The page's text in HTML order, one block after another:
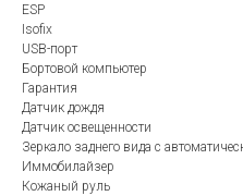
ESP
Isofix
USB-порт
Бортовой компьютер
Гарантия
Датчик дождя
Датчик освещенности
Зеркало заднего вида с
Иммобилайзер
Кожаный руль